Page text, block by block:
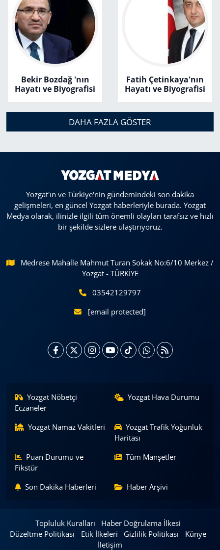
Bekir Bozdağ 'nın
Hayatı ve Biyografisi
Fatih Çetinkaya'nın
Hayatı ve Biyografisi
DAHA FAZLA GÖSTER
Yozgat'ın ve Türkiye'nin gündemindeki son dakika
gelişmeleri, en güncel Yozgat haberleriyle burada. Yozgat
Medya olarak, ilinizle ilgili tüm önemli olayları tarafsız ve hızlı
bir şekilde sizlere ulaştırıyoruz.
Medrese Mahalle Mahmut Turan Sokak No:6/10 Merkez /
Yozgat - TÜRKİYE
03542129797
[email protected]
Yozgat Nöbetçi
Eczaneler
Yozgat Hava Durumu
Yozgat Namaz Vakitleri
Yozgat Trafik Yoğunluk
Haritası
Puan Durumu ve
Fikstür
Tüm Manşetler
Son Dakika Haberleri Haber Arşivi
Topluluk Kuralları
Haber Doğrulama İlkesi
Düzeltme Politikası
Etik İlkeleri Gizlilik Politikası
Künye
İletişim